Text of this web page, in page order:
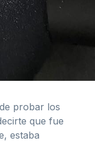
probar los
que fue
estaba